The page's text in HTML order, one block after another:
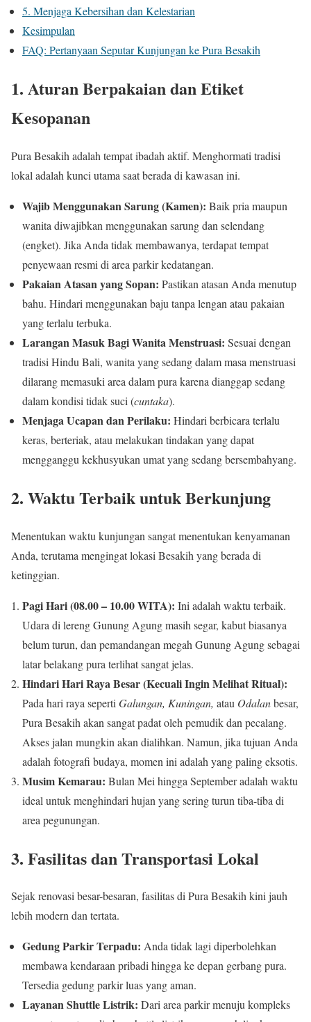
5. Menjaga Kebersihan dan Kelestarian
Kesimpulan
FAQ: Pertanyaan Seputar Kunjungan ke Pura Besakih
1. Aturan Berpakaian dan Etiket
Kesopanan
Pura Besakih adalah tempat ibadah aktif. Menghormati tradisi
lokal adalah kunci utama saat berada di kawasan ini.
Wajib Menggunakan Sarung (Kamen): Baik pria maupun
wanita diwajibkan menggunakan sarung dan selendang
(engket). Jika Anda tidak membawanya, terdapat tempat
penyewaan resmi di area parkir kedatangan.
Pakaian Atasan yang Sopan: Pastikan atasan Anda menutup
bahu. Hindari menggunakan baju tanpa lengan atau pakaian
yang terlalu terbuka.
Larangan Masuk Bagi Wanita Menstruasi: Sesuai dengan
tradisi Hindu Bali, wanita yang sedang dalam masa menstruasi
dilarang memasuki area dalam pura karena dianggap sedang
dalam kondisi tidak suci (cuntaka).
Menjaga Ucapan dan Perilaku: Hindari berbicara terlalu
keras, berteriak, atau melakukan tindakan yang dapat
mengganggu kekhusyukan umat yang sedang bersembahyang.
2. Waktu Terbaik untuk Berkunjung
Menentukan waktu kunjungan sangat menentukan kenyamanan
Anda, terutama mengingat lokasi Besakih yang berada di
ketinggian.
Pagi Hari (08.00 – 10.00 WITA): Ini adalah waktu terbaik.
Udara di lereng Gunung Agung masih segar, kabut biasanya
belum turun, dan pemandangan megah Gunung Agung sebagai
latar belakang pura terlihat sangat jelas.
Hindari Hari Raya Besar (Kecuali Ingin Melihat Ritual):
Pada hari raya seperti Galungan, Kuningan, atau Odalanbesar,
Pura Besakih akan sangat padat oleh pemudik dan pecalang.
Akses jalan mungkin akan dialihkan. Namun, jika tujuan Anda
adalah fotografi budaya, momen ini adalah yang paling eksotis.
Musim Kemarau: Bulan Mei hingga September adalah waktu
ideal untuk menghindari hujan yang sering turun tiba-tiba di
area pegunungan.
3. Fasilitas dan Transportasi Lokal
Sejak renovasi besar-besaran, fasilitas di Pura Besakih kini jauh
lebih modern dan tertata.
Gedung Parkir Terpadu: Anda tidak lagi diperbolehkan
membawa kendaraan pribadi hingga ke depan gerbang pura.
Tersedia gedung parkir luas yang aman.
Layanan Shuttle Listrik: Dari area parkir menuju kompleks